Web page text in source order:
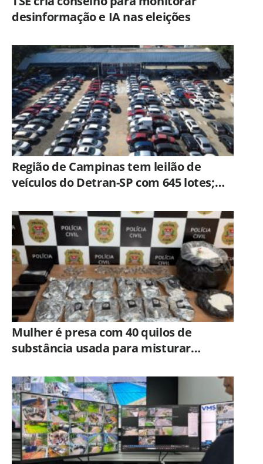
desinformação e IA nas eleições
Região de Campinas tem leilão de
veículos do Detran-SP com 645 lotes;
Mulher é presa com 40 quilos de
substância usada para misturar
Piracicaba